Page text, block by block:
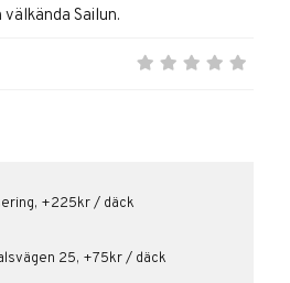
Sailun.
+225kr / däck
25, +75kr / däck